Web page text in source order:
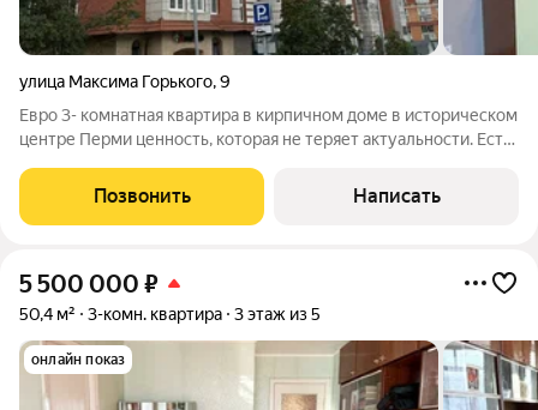
улица Максима Горького,9
Евро 3- комнатная квартира в кирпичном доме в историческом
центре Перми ценность, которая не теряет актуальности. Есть
место, дом и качество жизни. Ремонт можно сделать за
несколько
Позвонить Написать
5 500 000 ₽
50,4 м² 3-комн. квартира 3 этаж из 5
онлайн показ